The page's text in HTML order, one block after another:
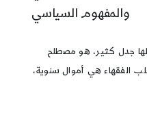
والمفهوم السياسي
جدل كثير، هو مصطلح
الفقهاء هي أموال سنوية،